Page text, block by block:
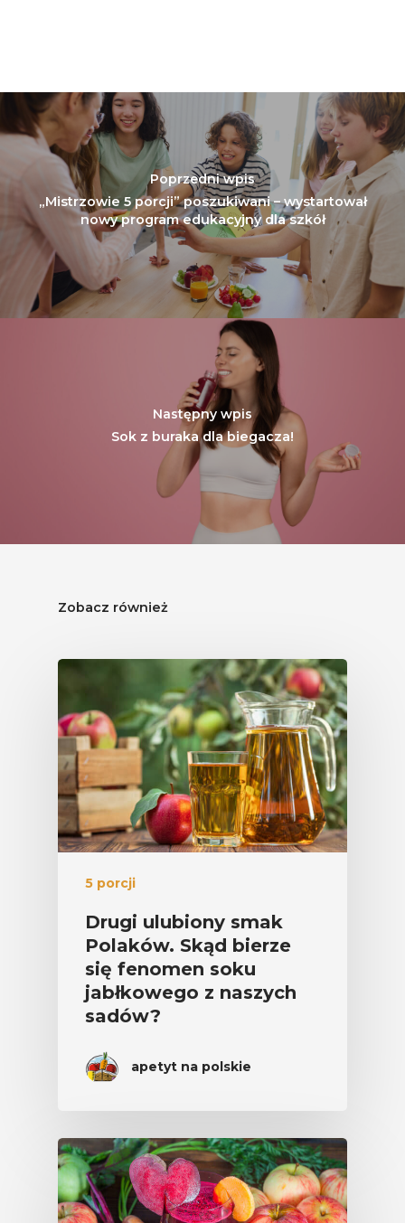
Poprzedni wpis
„Mistrzowie 5 porcji” poszukiwani – wystartował
nowy program edukacyjny dla szkół
Następny wpis
Sok z buraka dla biegacza!
Zobacz również
5 porcji
Drugi ulubiony smak
Polaków. Skąd bierze
się fenomen soku
jabłkowego z naszych
sadów?
apetyt na polskie